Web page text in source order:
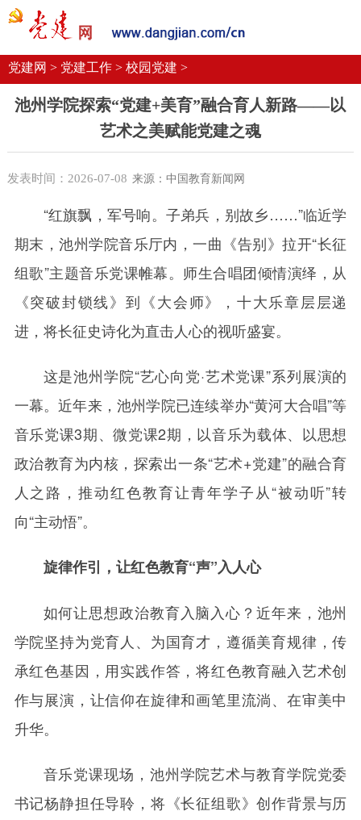
党建要闻
机关党建
校园党建 企业党建
党建网 > 党建工作 > 校园党建 >
池州学院探索“党建+美育”融合育人新路——以
艺术之美赋能党建之魂
发表时间：2026-07-08 来源：中国教育新闻网
“红旗飘，军号响。子弟兵，别故乡……”临近学
期末，池州学院音乐厅内，一曲《告别》拉开“长征
组歌”主题音乐党课帷幕。师生合唱团倾情演绎，从
《突破封锁线》到《大会师》，十大乐章层层递
进，将长征史诗化为直击人心的视听盛宴。
这是池州学院“艺心向党·艺术党课”系列展演的
一幕。近年来，池州学院已连续举办“黄河大合唱”等
音乐党课3期、微党课2期，以音乐为载体、以思想
政治教育为内核，探索出一条“艺术+党建”的融合育
人之路，推动红色教育让青年学子从“被动听”转
向“主动悟”。
旋律作引，让红色教育“声”入人心
如何让思想政治教育入脑入心？近年来，池州
学院坚持为党育人、为国育才，遵循美育规律，传
承红色基因，用实践作答，将红色教育融入艺术创
作与展演，让信仰在旋律和画笔里流淌、在审美中
升华。
音乐党课现场，池州学院艺术与教育学院党委
书记杨静担任导聆，将《长征组歌》创作背景与历